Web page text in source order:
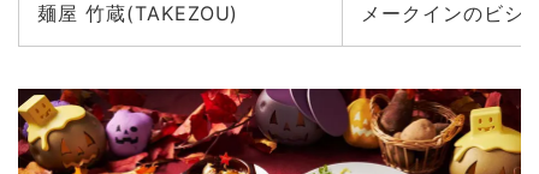
麺屋 竹蔵(TAKEZOU) メークインのビシ